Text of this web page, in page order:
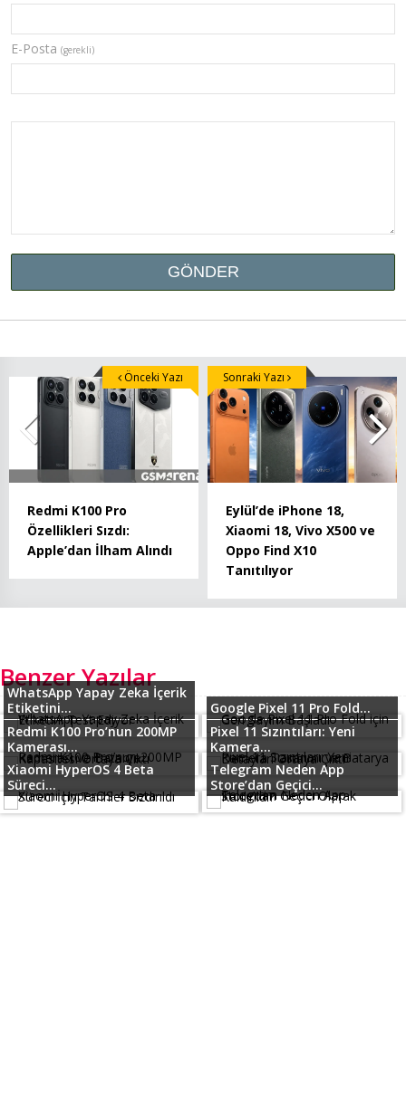
E-Posta (gerekli)
Redmi K100 Pro
Özellikleri Sızdı:
Apple’dan İlham Alındı
Önceki Yazı
Eylül’de iPhone 18,
Xiaomi 18, Vivo X500 ve
Oppo Find X10
Tanıtılıyor
Sonraki Yazı
Benzer Yazılar
WhatsApp Yapay Zeka İçerik
Etiketini...
Google Pixel 11 Pro Fold...
Redmi K100 Pro’nun 200MP
Kamerası...
Pixel 11 Sızıntıları: Yeni
Kamera...
Xiaomi HyperOS 4 Beta
Süreci...
Telegram Neden App
Store’dan Geçici...